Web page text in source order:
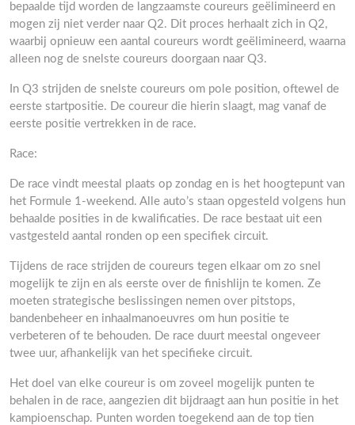
bepaalde tijd worden de langzaamste coureurs geëlimineerd en
mogen zij niet verder naar Q2. Dit proces herhaalt zich in Q2,
waarbij opnieuw een aantal coureurs wordt geëlimineerd, waarna
alleen nog de snelste coureurs doorgaan naar Q3.
In Q3 strijden de snelste coureurs om pole position, oftewel de
eerste startpositie. De coureur die hierin slaagt, mag vanaf de
eerste positie vertrekken in de race.
Race:
De race vindt meestal plaats op zondag en is het hoogtepunt van
het Formule 1-weekend. Alle auto’s staan opgesteld volgens hun
behaalde posities in de kwalificaties. De race bestaat uit een
vastgesteld aantal ronden op een specifiek circuit.
Tijdens de race strijden de coureurs tegen elkaar om zo snel
mogelijk te zijn en als eerste over de finishlijn te komen. Ze
moeten strategische beslissingen nemen over pitstops,
bandenbeheer en inhaalmanoeuvres om hun positie te
verbeteren of te behouden. De race duurt meestal ongeveer
twee uur, afhankelijk van het specifieke circuit.
Het doel van elke coureur is om zoveel mogelijk punten te
behalen in de race, aangezien dit bijdraagt ​​aan hun positie in het
kampioenschap. Punten worden toegekend aan de top tien